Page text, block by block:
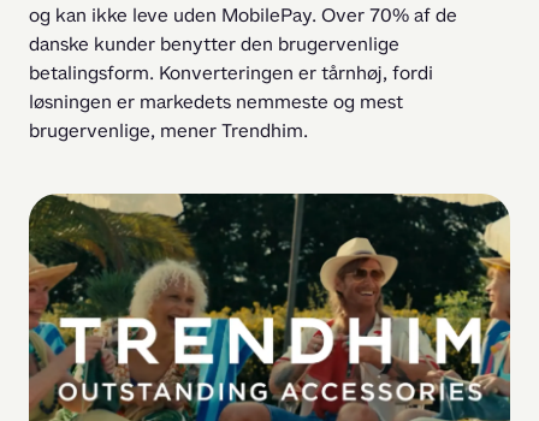
og kan ikke leve uden MobilePay. Over 70% af de
danske kunder benytter den brugervenlige
betalingsform. Konverteringen er tårnhøj, fordi
løsningen er markedets nemmeste og mest
brugervenlige, mener Trendhim.